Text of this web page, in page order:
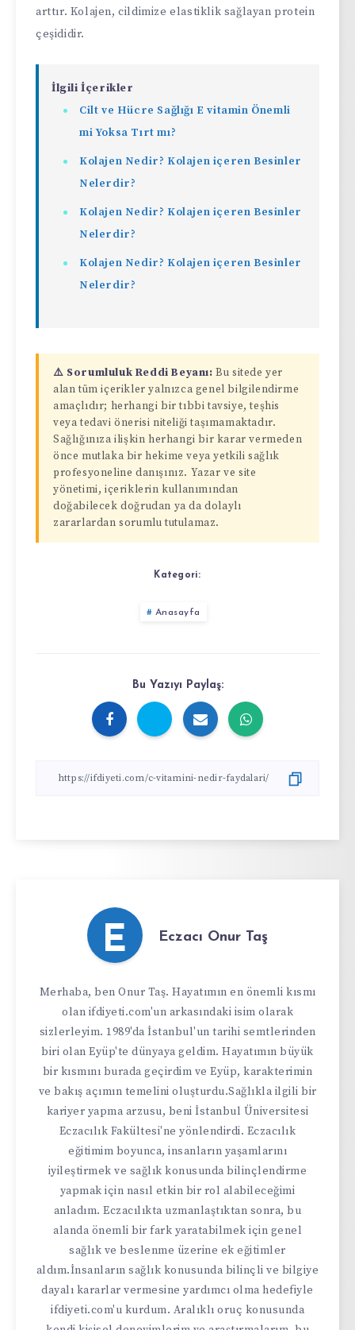
arttır. Kolajen, cildimize elastiklik sağlayan protein
çeşididir.
İlgili İçerikler
Cilt ve Hücre Sağlığı E vitamin Önemli
mi Yoksa Tırt mı?
Kolajen Nedir? Kolajen içeren Besinler
Nelerdir?
Kolajen Nedir? Kolajen içeren Besinler
Nelerdir?
Kolajen Nedir? Kolajen içeren Besinler
Nelerdir?
⚠️ Sorumluluk Reddi Beyanı: Bu sitede yer
alan tüm içerikler yalnızca genel bilgilendirme
amaçlıdır; herhangi bir tıbbi tavsiye, teşhis
veya tedavi önerisi niteliği taşımamaktadır.
Sağlığınıza ilişkin herhangi bir karar vermeden
önce mutlaka bir hekime veya yetkili sağlık
profesyoneline danışınız. Yazar ve site
yönetimi, içeriklerin kullanımından
doğabilecek doğrudan ya da dolaylı
zararlardan sorumlu tutulamaz.
Kategori:
Anasayfa
Bu Yazıyı Paylaş:
E Eczacı Onur Taş
Merhaba, ben Onur Taş. Hayatımın en önemli kısmı
olan ifdiyeti.com'un arkasındaki isim olarak
sizlerleyim. 1989'da İstanbul'un tarihi semtlerinden
biri olan Eyüp'te dünyaya geldim. Hayatımın büyük
bir kısmını burada geçirdim ve Eyüp, karakterimin
ve bakış açımın temelini oluşturdu.Sağlıkla ilgili bir
kariyer yapma arzusu, beni İstanbul Üniversitesi
Eczacılık Fakültesi'ne yönlendirdi. Eczacılık
eğitimim boyunca, insanların yaşamlarını
iyileştirmek ve sağlık konusunda bilinçlendirme
yapmak için nasıl etkin bir rol alabileceğimi
anladım. Eczacılıkta uzmanlaştıktan sonra, bu
alanda önemli bir fark yaratabilmek için genel
sağlık ve beslenme üzerine ek eğitimler
aldım.İnsanların sağlık konusunda bilinçli ve bilgiye
dayalı kararlar vermesine yardımcı olma hedefiyle
ifdiyeti.com'u kurdum. Aralıklı oruç konusunda